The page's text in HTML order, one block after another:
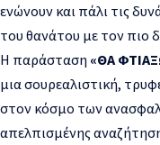
ενώνουν και πάλι τις
του θανάτου με τον πιο
Η παράσταση «ΘΑ
μια σουρεαλιστική,
στον κόσμο των
απελπισμένης